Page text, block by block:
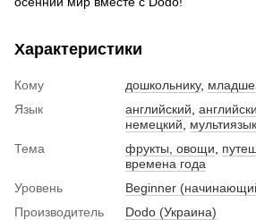
Характеристики
Кому дошкольнику,
Язык
английский
немецкий
Тема
фрукты, овощи
времена года
Уровень
Beginner
Производитель
Dodo (Украина)